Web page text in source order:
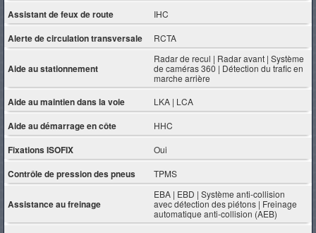
Assistant de feux de route IHC
Alerte de circulation transversale RCTA
Aide au stationnement
Radar de recul | Radar avant | Système
de caméras 360 | Détection du trafic en
marche arrière
Aide au maintien dans la voie LKA | LCA
Aide au démarrage en côte HHC
Fixations ISOFIX Oui
Contrôle de pression des pneus TPMS
Assistance au freinage
EBA | EBD | Système anti-collision
avec détection des piétons | Freinage
automatique anti-collision (AEB)